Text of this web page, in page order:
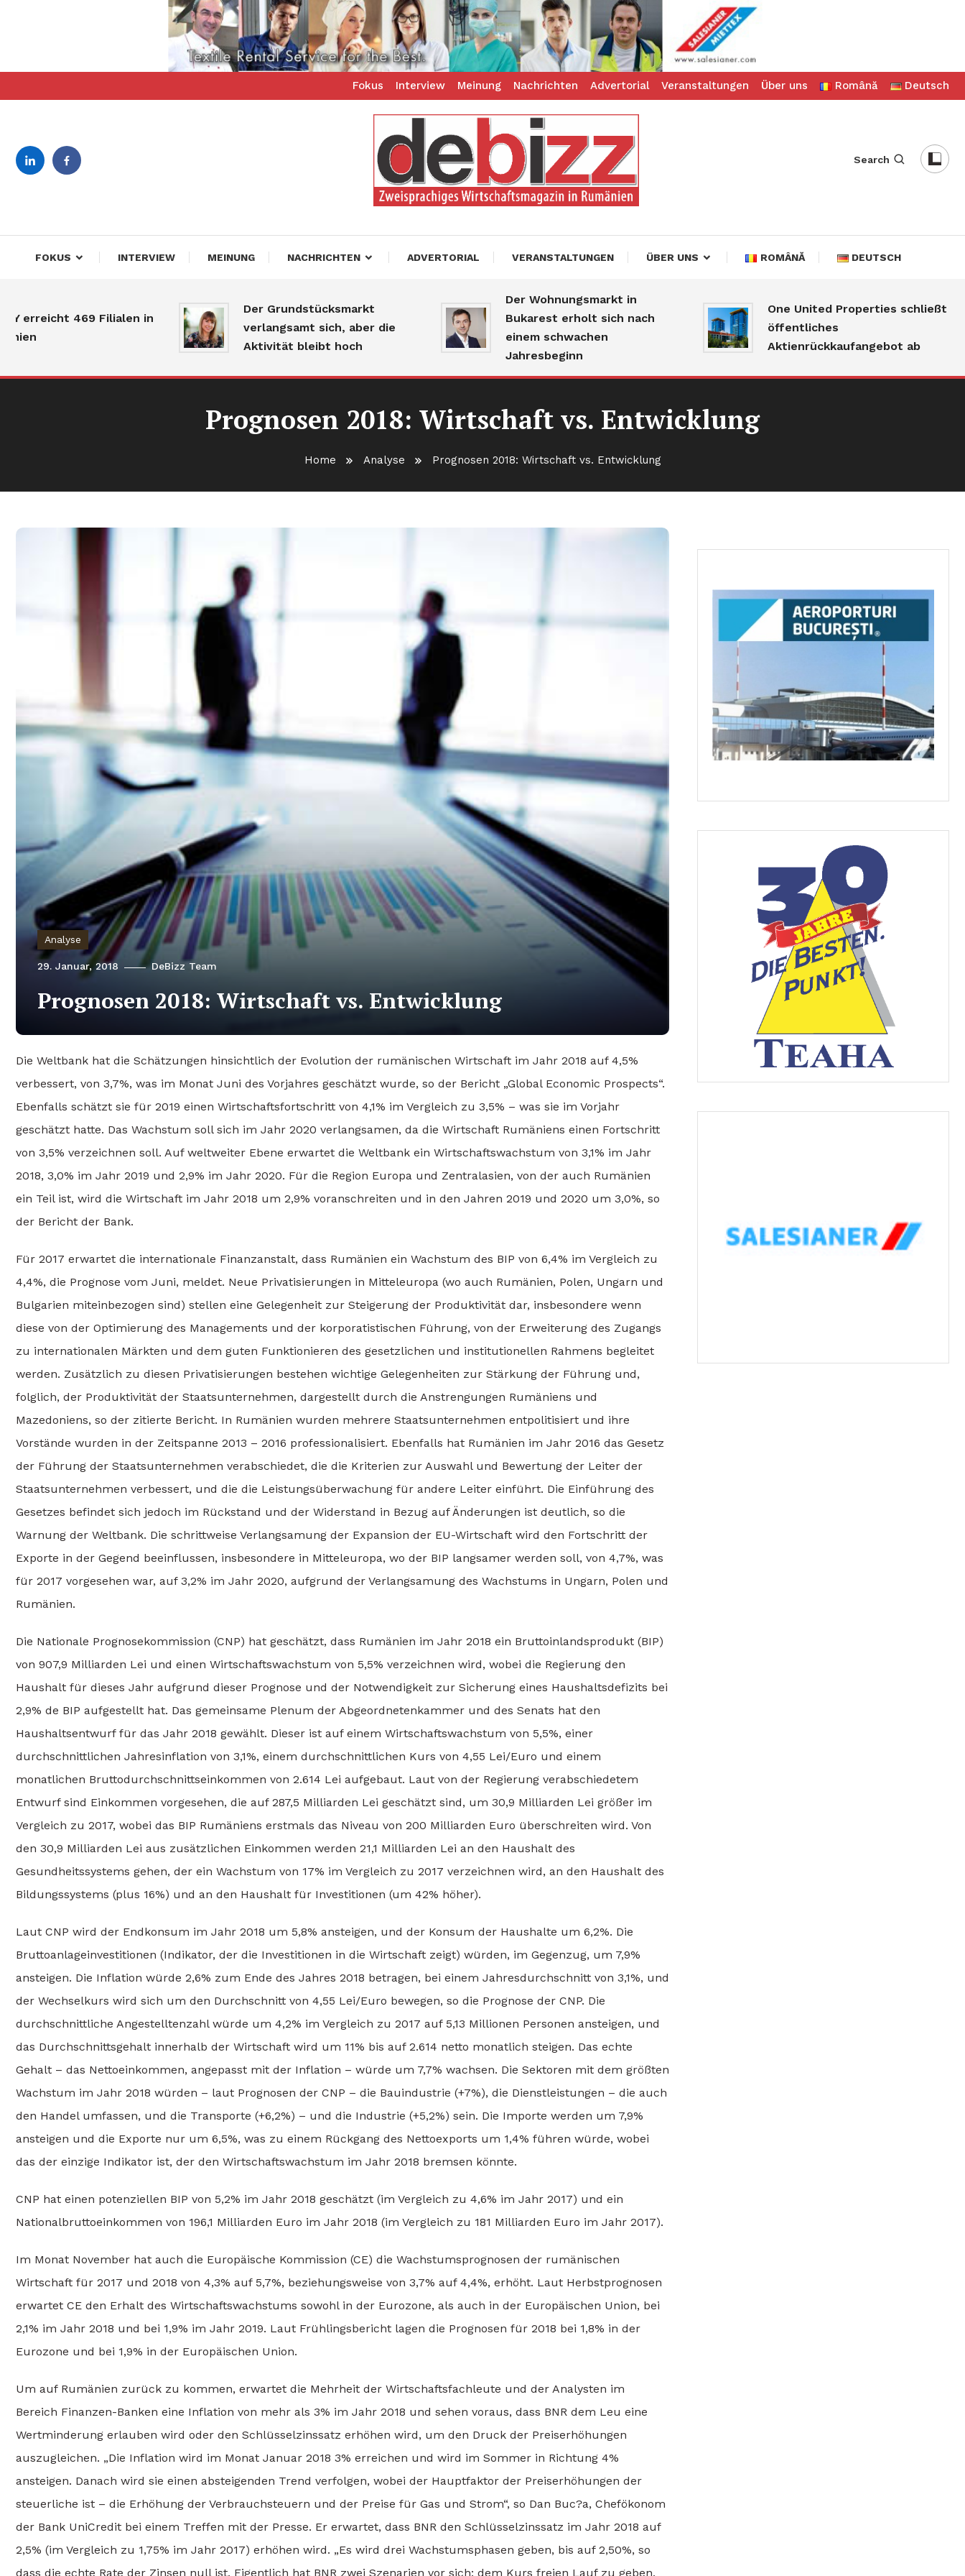
To
Fokus Interview Meinung Nachrichten Advertorial Veranstaltungen Über uns Română Deutsch
DeBizz
Search
FOKUS INTERVIEW MEINUNG NACHRICHTEN ADVERTORIAL VERANSTALTUNGEN ÜBER UNS ROMÂNĂ DEUTSCH
469 Filialen in
Der Grundstücksmarkt
verlangsamt sich, aber die
Aktivität bleibt hoch
Der Wohnungsmarkt in
Bukarest erholt sich nach
einem schwachen
Jahresbeginn
One United Properties schließt
öffentliches
Aktienrückkaufangebot ab
Prognosen 2018: Wirtschaft vs. Entwicklung
Home Analyse Prognosen 2018: Wirtschaft vs. Entwicklung
Analyse
29. Januar, 2018 DeBizz Team
Prognosen 2018: Wirtschaft vs. Entwicklung
Die Weltbank hat die Schätzungen hinsichtlich der Evolution der rumänischen Wirtschaft im Jahr 2018 auf 4,5%
verbessert, von 3,7%, was im Monat Juni des Vorjahres geschätzt wurde, so der Bericht „Global Economic Prospects“.
Ebenfalls schätzt sie für 2019 einen Wirtschaftsfortschritt von 4,1% im Vergleich zu 3,5% – was sie im Vorjahr
geschätzt hatte. Das Wachstum soll sich im Jahr 2020 verlangsamen, da die Wirtschaft Rumäniens einen Fortschritt
von 3,5% verzeichnen soll. Auf weltweiter Ebene erwartet die Weltbank ein Wirtschaftswachstum von 3,1% im Jahr
2018, 3,0% im Jahr 2019 und 2,9% im Jahr 2020. Für die Region Europa und Zentralasien, von der auch Rumänien
ein Teil ist, wird die Wirtschaft im Jahr 2018 um 2,9% voranschreiten und in den Jahren 2019 und 2020 um 3,0%, so
der Bericht der Bank.
Für 2017 erwartet die internationale Finanzanstalt, dass Rumänien ein Wachstum des BIP von 6,4% im Vergleich zu
4,4%, die Prognose vom Juni, meldet. Neue Privatisierungen in Mitteleuropa (wo auch Rumänien, Polen, Ungarn und
Bulgarien miteinbezogen sind) stellen eine Gelegenheit zur Steigerung der Produktivität dar, insbesondere wenn
diese von der Optimierung des Managements und der korporatistischen Führung, von der Erweiterung des Zugangs
zu internationalen Märkten und dem guten Funktionieren des gesetzlichen und institutionellen Rahmens begleitet
werden. Zusätzlich zu diesen Privatisierungen bestehen wichtige Gelegenheiten zur Stärkung der Führung und,
folglich, der Produktivität der Staatsunternehmen, dargestellt durch die Anstrengungen Rumäniens und
Mazedoniens, so der zitierte Bericht. In Rumänien wurden mehrere Staatsunternehmen entpolitisiert und ihre
Vorstände wurden in der Zeitspanne 2013 – 2016 professionalisiert. Ebenfalls hat Rumänien im Jahr 2016 das Gesetz
der Führung der Staatsunternehmen verabschiedet, die die Kriterien zur Auswahl und Bewertung der Leiter der
Staatsunternehmen verbessert, und die die Leistungsüberwachung für andere Leiter einführt. Die Einführung des
Gesetzes befindet sich jedoch im Rückstand und der Widerstand in Bezug auf Änderungen ist deutlich, so die
Warnung der Weltbank. Die schrittweise Verlangsamung der Expansion der EU-Wirtschaft wird den Fortschritt der
Exporte in der Gegend beeinflussen, insbesondere in Mitteleuropa, wo der BIP langsamer werden soll, von 4,7%, was
für 2017 vorgesehen war, auf 3,2% im Jahr 2020, aufgrund der Verlangsamung des Wachstums in Ungarn, Polen und
Rumänien.
Die Nationale Prognosekommission (CNP) hat geschätzt, dass Rumänien im Jahr 2018 ein Bruttoinlandsprodukt (BIP)
von 907,9 Milliarden Lei und einen Wirtschaftswachstum von 5,5% verzeichnen wird, wobei die Regierung den
Haushalt für dieses Jahr aufgrund dieser Prognose und der Notwendigkeit zur Sicherung eines Haushaltsdefizits bei
2,9% de BIP aufgestellt hat. Das gemeinsame Plenum der Abgeordnetenkammer und des Senats hat den
Haushaltsentwurf für das Jahr 2018 gewählt. Dieser ist auf einem Wirtschaftswachstum von 5,5%, einer
durchschnittlichen Jahresinflation von 3,1%, einem durchschnittlichen Kurs von 4,55 Lei/Euro und einem
monatlichen Bruttodurchschnittseinkommen von 2.614 Lei aufgebaut. Laut von der Regierung verabschiedetem
Entwurf sind Einkommen vorgesehen, die auf 287,5 Milliarden Lei geschätzt sind, um 30,9 Milliarden Lei größer im
Vergleich zu 2017, wobei das BIP Rumäniens erstmals das Niveau von 200 Milliarden Euro überschreiten wird. Von
den 30,9 Milliarden Lei aus zusätzlichen Einkommen werden 21,1 Milliarden Lei an den Haushalt des
Gesundheitssystems gehen, der ein Wachstum von 17% im Vergleich zu 2017 verzeichnen wird, an den Haushalt des
Bildungssystems (plus 16%) und an den Haushalt für Investitionen (um 42% höher).
Laut CNP wird der Endkonsum im Jahr 2018 um 5,8% ansteigen, und der Konsum der Haushalte um 6,2%. Die
Bruttoanlageinvestitionen (Indikator, der die Investitionen in die Wirtschaft zeigt) würden, im Gegenzug, um 7,9%
ansteigen. Die Inflation würde 2,6% zum Ende des Jahres 2018 betragen, bei einem Jahresdurchschnitt von 3,1%, und
der Wechselkurs wird sich um den Durchschnitt von 4,55 Lei/Euro bewegen, so die Prognose der CNP. Die
durchschnittliche Angestelltenzahl würde um 4,2% im Vergleich zu 2017 auf 5,13 Millionen Personen ansteigen, und
das Durchschnittsgehalt innerhalb der Wirtschaft wird um 11% bis auf 2.614 netto monatlich steigen. Das echte
Gehalt – das Nettoeinkommen, angepasst mit der Inflation – würde um 7,7% wachsen. Die Sektoren mit dem größten
Wachstum im Jahr 2018 würden – laut Prognosen der CNP – die Bauindustrie (+7%), die Dienstleistungen – die auch
den Handel umfassen, und die Transporte (+6,2%) – und die Industrie (+5,2%) sein. Die Importe werden um 7,9%
ansteigen und die Exporte nur um 6,5%, was zu einem Rückgang des Nettoexports um 1,4% führen würde, wobei
das der einzige Indikator ist, der den Wirtschaftswachstum im Jahr 2018 bremsen könnte.
CNP hat einen potenziellen BIP von 5,2% im Jahr 2018 geschätzt (im Vergleich zu 4,6% im Jahr 2017) und ein
Nationalbruttoeinkommen von 196,1 Milliarden Euro im Jahr 2018 (im Vergleich zu 181 Milliarden Euro im Jahr 2017).
Im Monat November hat auch die Europäische Kommission (CE) die Wachstumsprognosen der rumänischen
Wirtschaft für 2017 und 2018 von 4,3% auf 5,7%, beziehungsweise von 3,7% auf 4,4%, erhöht. Laut Herbstprognosen
erwartet CE den Erhalt des Wirtschaftswachstums sowohl in der Eurozone, als auch in der Europäischen Union, bei
2,1% im Jahr 2018 und bei 1,9% im Jahr 2019. Laut Frühlingsbericht lagen die Prognosen für 2018 bei 1,8% in der
Eurozone und bei 1,9% in der Europäischen Union.
Um auf Rumänien zurück zu kommen, erwartet die Mehrheit der Wirtschaftsfachleute und der Analysten im
Bereich Finanzen-Banken eine Inflation von mehr als 3% im Jahr 2018 und sehen voraus, dass BNR dem Leu eine
Wertminderung erlauben wird oder den Schlüsselzinssatz erhöhen wird, um den Druck der Preiserhöhungen
auszugleichen. „Die Inflation wird im Monat Januar 2018 3% erreichen und wird im Sommer in Richtung 4%
ansteigen. Danach wird sie einen absteigenden Trend verfolgen, wobei der Hauptfaktor der Preiserhöhungen der
steuerliche ist – die Erhöhung der Verbrauchsteuern und der Preise für Gas und Strom“, so Dan Buc?a, Chefökonom
der Bank UniCredit bei einem Treffen mit der Presse. Er erwartet, dass BNR den Schlüsselzinssatz im Jahr 2018 auf
2,5% (im Vergleich zu 1,75% im Jahr 2017) erhöhen wird. „Es wird drei Wachstumsphasen geben, bis auf 2,50%, so
dass die echte Rate der Zinsen null ist. Eigentlich hat BNR zwei Szenarien vor sich: dem Kurs freien Lauf zu geben,